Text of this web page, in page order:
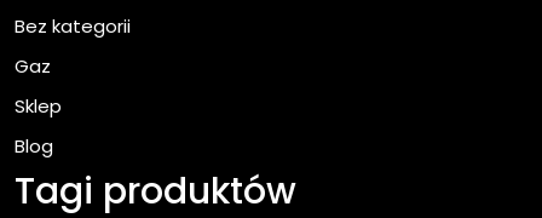
Bez kategorii
Gaz
Sklep
Blog
Tagi produktów